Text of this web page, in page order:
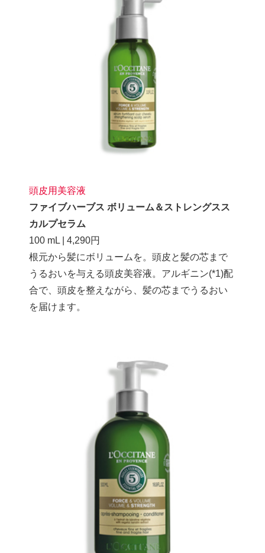
頭皮用美容液
ファイブハーブス ボリューム＆ストレングスス
カルプセラム
100 mL | 4,290円
根元から髪にボリュームを。頭皮と髪の芯まで
うるおいを与える頭皮美容液。アルギニン(*1)配
合で、頭皮を整えながら、髪の芯までうるおい
を届けます。